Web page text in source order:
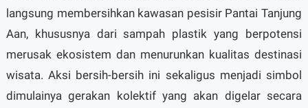
langsung membersihkan kawasan pesisir Pantai Tanjung
Aan, khususnya dari sampah plastik yang berpotensi
merusak ekosistem dan menurunkan kualitas destinasi
wisata. Aksi bersih-bersih ini sekaligus menjadi simbol
dimulainya gerakan kolektif yang akan digelar secara